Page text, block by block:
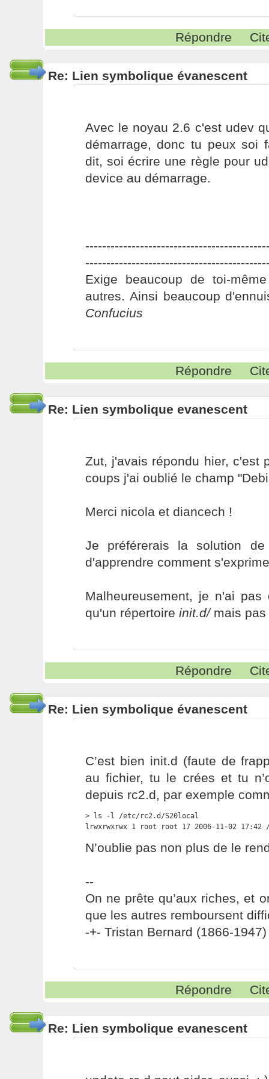
Répondre
Re: Lien symbolique évanescent
Avec le noyau 2.6 c'est udev
démarrage, donc tu peux soi
dit, soi écrire une règle pour
device au démarrage.
Exige beaucoup de toi-
autres. Ainsi beaucoup
Confucius
Répondre
Re: Lien symbolique evanescent
Zut, j'avais répondu hier, c'est
coups j'ai oublié le champ
Merci nicola et diancech !
Je préférerais la solution
d'apprendre comment
Malheureusement, je n'ai
qu'un répertoire init.d/mais
Répondre
Re: Lien symbolique évanescent
C’est bien init.d (faute de
au fichier, tu le crées et tu
depuis rc2.d, par exemple
> ls -l /etc/rc2.d/S20local
lrwxrwxrwx 1 root root 17 2006-11-02
N’oublie pas non plus de le
--
On ne prête qu’aux riches, et
que les autres remboursent
-+- Tristan Bernard (1866-1947)
Répondre
Re: Lien symbolique evanescent